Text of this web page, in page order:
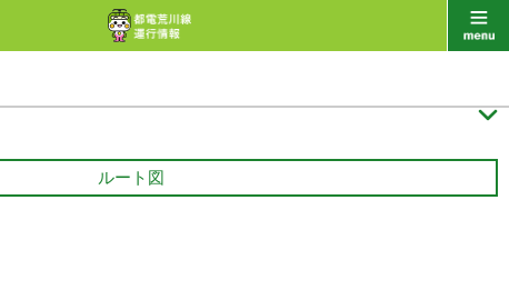

ルート図